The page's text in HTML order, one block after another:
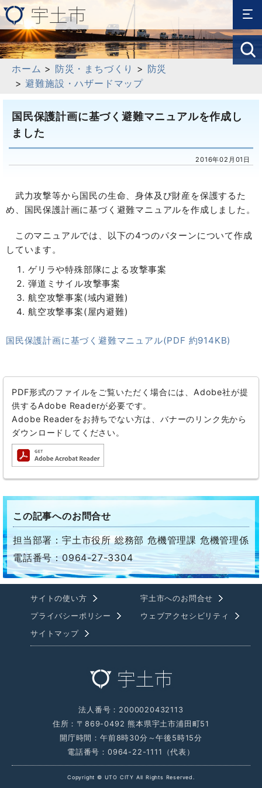
ホーム > 防災・まちづくり > 防災
>避難施設・ハザードマップ
国民保護計画に基づく避難マニュアルを作成し
ました
2016年02月01日
武力攻撃等から国民の生命、身体及び財産を保護するた
め、国民保護計画に基づく避難マニュアルを作成しました。
このマニュアルでは、以下の4つのパターンについて作成
しています。
ゲリラや特殊部隊による攻撃事案
弾道ミサイル攻撃事案
航空攻撃事案(域内避難)
航空攻撃事案(屋内避難)
国民保護計画に基づく避難マニュアル(PDF 約914KB)
PDF形式のファイルをご覧いただく場合には、Adobe社が提
供するAdobe Readerが必要です。
Adobe Readerをお持ちでない方は、バナーのリンク先から
ダウンロードしてください。
この記事へのお問合せ
担当部署：宇土市役所 総務部 危機管理課 危機管理係
電話番号：0964-27-3304
サイトの使い方
宇土市へのお問合せ
プライバシーポリシー
ウェブアクセシビリティ
サイトマップ
法人番号：2000020432113
住所：〒869-0492 熊本県宇土市浦田町51
開庁時間：午前8時30分～午後5時15分
電話番号：0964-22-1111（代表）
Copyright © UTO CITY All Rights Reserved.